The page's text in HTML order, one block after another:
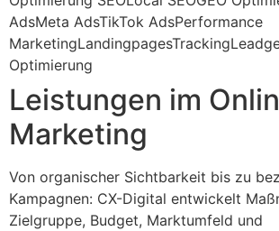
AdsMeta AdsTikTok AdsPerformance
MarketingLandingpagesTracking
Optimierung
Leistungen im
Marketing
Von organischer Sichtbarkeit bis zu
Kampagnen: CX-Digital entwickelt
Zielgruppe, Budget, Marktumfeld und